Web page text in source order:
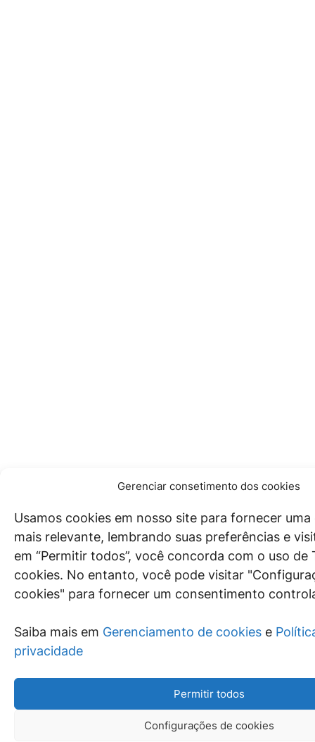
Gerenciar consetimento dos cookies
Usamos cookies em nosso site para fornecer uma
mais relevante, lembrando suas preferências e
em “Permitir todos”, você concorda com o uso de
cookies. No entanto, você pode visitar
cookies" para fornecer um consentimento
Saiba mais em Gerenciamento de cookies e
privacidade
Permitir todos
Configurações de cookies